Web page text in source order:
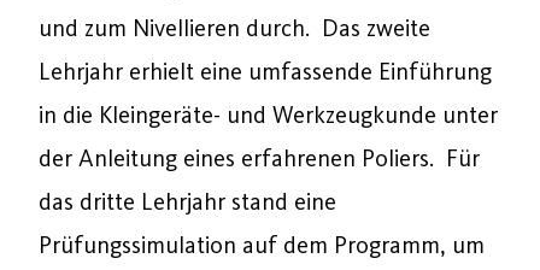
und zum Nivellieren durch. Das zweite
Lehrjahr erhielt eine umfassende Einführung
in die Kleingeräte- und Werkzeugkunde unter
der Anleitung eines erfahrenen Poliers. Für
das dritte Lehrjahr stand eine
Prüfungssimulation auf dem Programm, um